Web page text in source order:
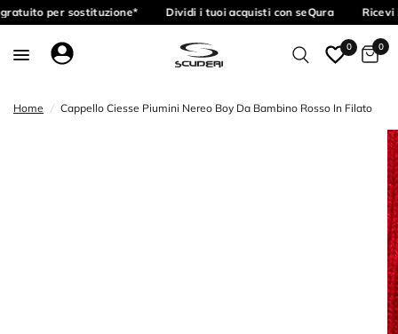
per sostituzione* Dividi i tuoi acquisti con seQura Ricevi
0 0
Home / Cappello Ciesse Piumini Nereo Boy Da Bambino Rosso In Filato